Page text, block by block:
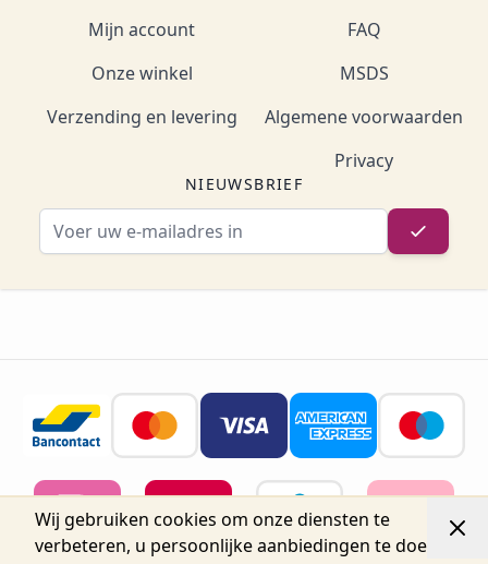
Wij gebruiken cookies om onze diensten te
verbeteren, u persoonlijke aanbiedingen te doen
Mijn account
Onze winkel
Verzending en levering
FAQ
MSDS
Algemene voorwaarden
Privacy
NIEUWSBRIEF